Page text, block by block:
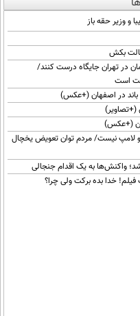
و وزیر حقه باز
بکش
در تهران جایگاه درست کنند/
است
باند در اصفهان (+عکس)
(+عکس)
نیست/ مردم توان تعویض یخچال
واکنش‌ها به یک اقدام جنجالی